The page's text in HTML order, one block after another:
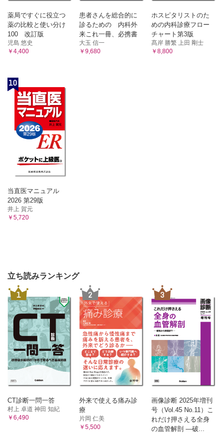
薬局ですぐに役立つ
薬の比較と使い分け
100 改訂版
児島 悠史
￥4,400
患者さんを総合的に
診るための 内科外
来これ一冊、必携書
大玉 信一
￥9,680
ホスピタリストのた
めの内科診療フロー
チャート第3版
髙岸 勝繁 上田 剛士
￥8,800
10
当直医マニュアル
2026 第29版
井上 賀元
￥5,720
立ち読みランキング
1
CT診断一問一答
村上 卓道 神田 知紀
￥6,490
2
外来で使える痛み診
療
片岡 仁美
￥5,500
3
画像診断 2025年増刊
号（Vol.45 No.11）こ
れだけ押さえる全身
の血管解剖 ―破...